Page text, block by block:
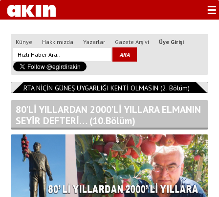
☰
Künye Hakkımızda Yazarlar Gazete Arşivi Üye Girişi
ISPARTA NİÇİN GÜNEŞ UYGARLIĞI KENTİ OLMASIN (2. Bölüm) 11:08:14
80’Lİ YILLARDAN 2000’Lİ YILLARA ELMANIN
SEYİR DEFTERİ… (10.Bölüm)